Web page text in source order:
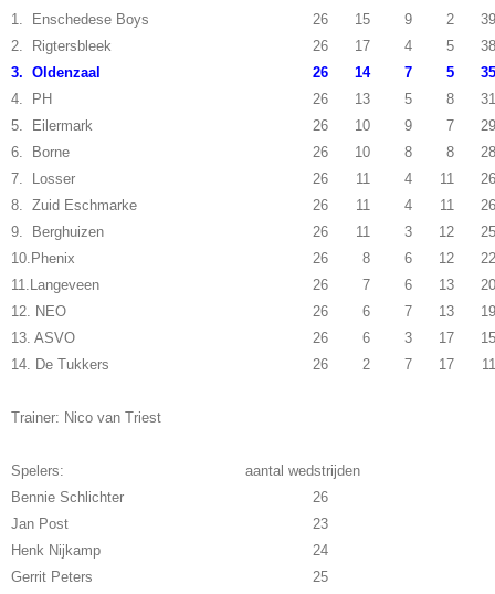
1. Enschedese Boys 26 15 9 2
39
2. Rigtersbleek
26 17 4 5
38
3. Oldenzaal
26 14 7 5
35
4. PH
26 13 5 8
31
5. Eilermark
26 10 9 7
29
6. Borne
26 10 8 8
28
7. Losser
26 11 4 11
26
8. Zuid Eschmarke
26 11 4 11
26
9. Berghuizen
26 11 3 12
25
10.Phenix
26 8 6 12
22
11.Langeveen
26 7 6 13
20
12. NEO
26 6 7 13
19
13. ASVO
26 6 3 17
15
14. De Tukkers
26 2 7 17 11
Trainer: Nico van Triest
Spelers: aantal wedstrijden
Bennie Schlichter
26
Jan Post
23
Henk Nijkamp
24
Gerrit Peters
25